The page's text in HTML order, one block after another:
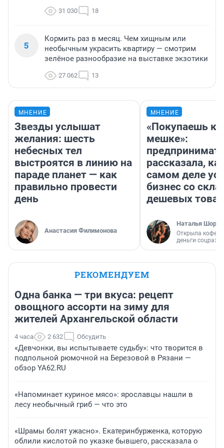
31 030 18
5
Кормить раз в месяц. Чем хищным или
необычным украсить квартиру — смотрим
зелёное разнообразие на выставке экзотики
27 062 13
МНЕНИЕ
Звезды услышат
желания: шесть
небесных тел
выстроятся в линию на
параде планет — как
правильно провести
день
Анастасия Филимонова
МНЕНИЕ
«Покупаешь
мешке»:
рассказала,
самом деле
бизнес со
дешевых
Наталья
Открыла
деньги
РЕКОМЕНДУЕМ
Одна банка — три вкуса: рецепт
овощного ассорти на зиму для
жителей Архангельской области
4 часа 2 632 Обсудить
«Девчонки, вы испытываете судьбу»: что творится в
подпольной рюмочной на Березовой в Рязани —
обзор YA62.RU
«Напоминает куриное мясо»: ярославцы нашли в
лесу необычный гриб — что это
«Шрамы болят ужасно». Екатеринбурженка, которую
облили кислотой по указке бывшего, рассказала о